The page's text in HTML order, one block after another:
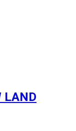
LAND